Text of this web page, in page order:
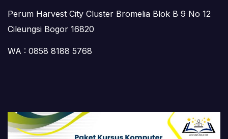
Perum Harvest City Cluster Bromelia Blok B 9 No 12
Cileungsi Bogor 16820
WA : 0858 8188 5768